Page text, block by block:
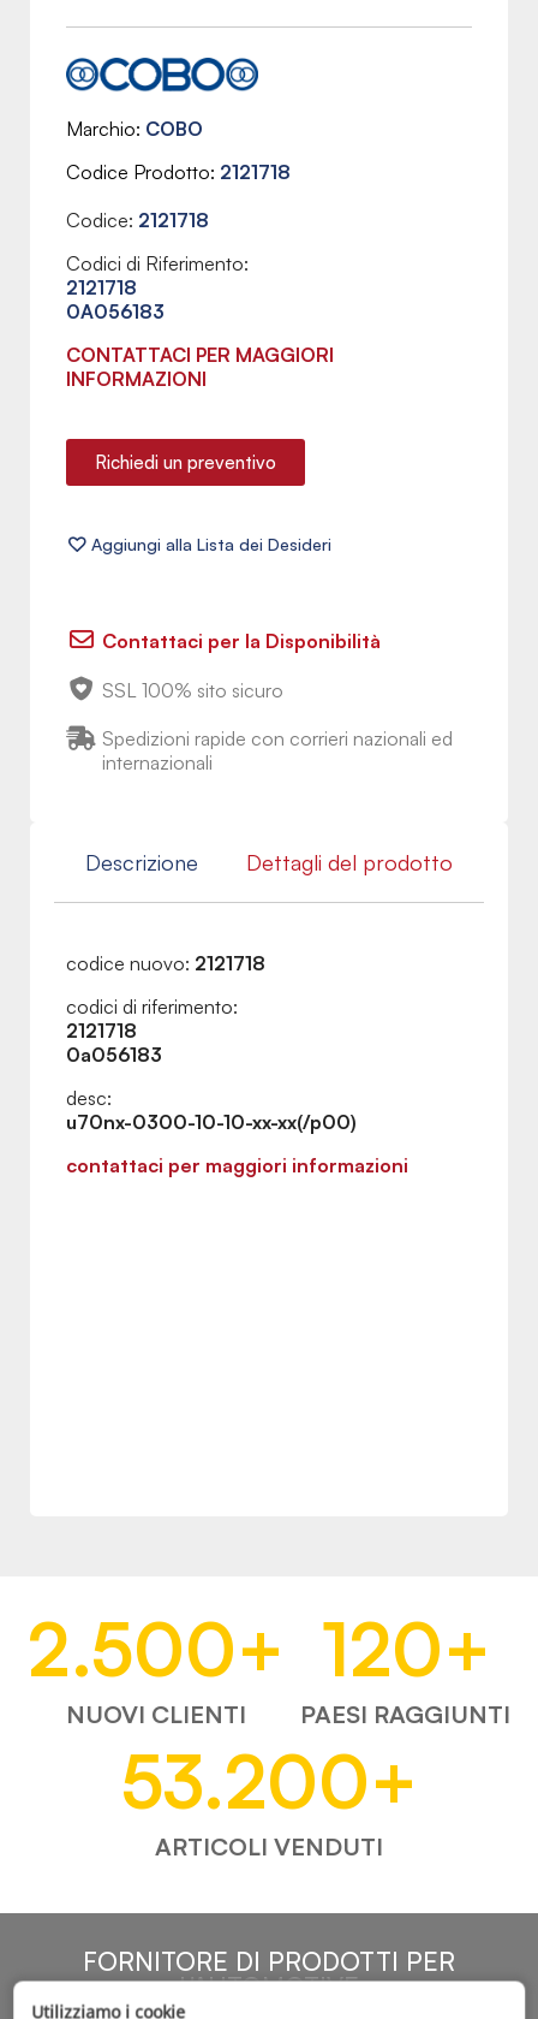
Marchio COBO
Codice Prodotto 2121718
Codice: 2121718
Codici di Riferimento:
2121718
0A056183
CONTATTACI PER MAGGIORI
INFORMAZIONI
Richiedi un preventivo
Contattaci per la Disponibilità
SSL 100% sito sicuro
Spedizioni rapide con corrieri nazionali ed
internazionali
Descrizione Dettagli del prodotto
codice nuovo: 2121718
codici di riferimento:
2121718
0a056183
desc:
u70nx-0300-10-10-xx-xx(/p00)
contattaci per maggiori informazioni
2.500+
NUOVI CLIENTI
120+
PAESI RAGGIUNTI
53.200+
ARTICOLI VENDUTI
FORNITORE DI PRODOTTI PER
L'AUTOMOTIVE
Utilizziamo i cookie